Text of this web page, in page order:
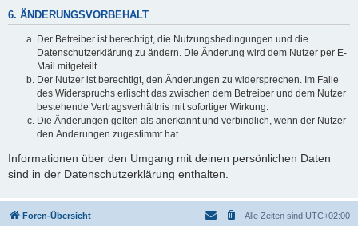
6. ÄNDERUNGSVORBEHALT
Der Betreiber ist berechtigt, die Nutzungsbedingungen und die
Datenschutzerklärung zu ändern. Die Änderung wird dem Nutzer per E-
Mail mitgeteilt.
Der Nutzer ist berechtigt, den Änderungen zu widersprechen. Im Falle
des Widerspruchs erlischt das zwischen dem Betreiber und dem Nutzer
bestehende Vertragsverhältnis mit sofortiger Wirkung.
Die Änderungen gelten als anerkannt und verbindlich, wenn der Nutzer
den Änderungen zugestimmt hat.
Informationen über den Umgang mit deinen persönlichen Daten
sind in der Datenschutzerklärung enthalten.
Foren-Übersicht Alle Zeiten sind UTC+02:00